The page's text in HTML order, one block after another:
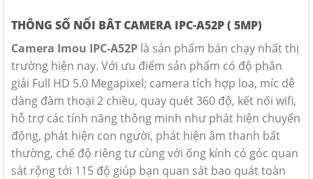
THÔNG SỐ NỔI BÂT CAMERA IPC-A52P ( 5MP)
Camera Imou IPC-A52P là sản phẩm bán chạy nhất thị
trường hiện nay. Với ưu điểm sản phẩm có độ phân
giải Full HD 5.0 Megapixel; camera tích hợp loa, míc dễ
dàng đàm thoại 2 chiều, quay quét 360 độ, kết nối wifi,
hỗ trợ các tính năng thông minh như phát hiện chuyển
động, phát hiện con người, phát hiện âm thanh bất
thường, chế độ riêng tư cùng với ống kính có góc quan
sát rộng tới 115 độ giúp bạn quan sát bao quát toàn